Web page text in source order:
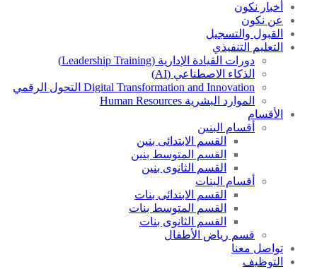
أخبار نكون
عن نكون
القبول والتسجيل
التعليم التنفيذي
دورات القيادة الإدارية (Leadership Training)
الذكاء الاصطناعي (AI)
Digital Transformation and Innovation التحول الرقمي
الموارد البشرية Human Resources
الأقسام
أقسام البنين
القسم الابتدائى بنين
القسم المتوسط بنين
القسم الثانوى بنين
أقسام البنات
القسم الابتدائى بنات
القسم المتوسط بنات
القسم الثانوى بنات
قسم رياض الأطفال
تواصل معنا
التوظيف